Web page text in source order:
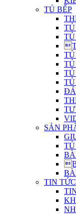
TỦ BẾP
TỦ
TỦ
TỦ
TỦ
TỦ
SẢN
TỦ
TIN TỨC